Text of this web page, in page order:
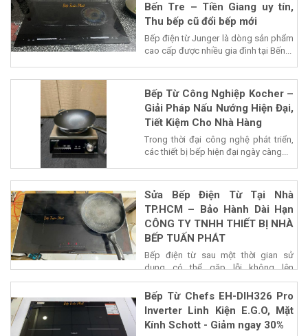
Bến Tre – Tiền Giang uy tín,
Thu bếp cũ đổi bếp mới
Bếp điện từ Junger là dòng sản phẩm
cao cấp được nhiều gia đình tại Bến...
Bếp Từ Công Nghiệp Kocher –
Giải Pháp Nấu Nướng Hiện Đại,
Tiết Kiệm Cho Nhà Hàng
Trong thời đại công nghệ phát triển,
các thiết bị bếp hiện đại ngày càng...
Sửa Bếp Điện Từ Tại Nhà
TP.HCM – Bảo Hành Dài Hạn
CÔNG TY TNHH THIẾT BỊ NHÀ
BẾP TUẤN PHÁT
Bếp điện từ sau một thời gian sử
dụng có thể gặp lỗi không lên
nguồn,...
Bếp Từ Chefs EH-DIH326 Pro
Inverter Linh Kiện E.G.O, Mặt
Kính Schott - Giảm ngay 30%